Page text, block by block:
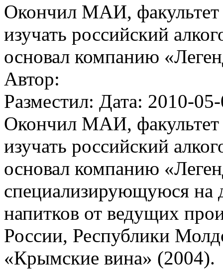
Окончил МАИ, факультет
изучать российский
основал компанию
Автор:
Разместил: Дата: 2010-
Окончил МАИ, факультет
изучать российский
основал компанию
специализирующуюся на
напитков от ведущих
России, Республики
«Крымские вина» (2004).